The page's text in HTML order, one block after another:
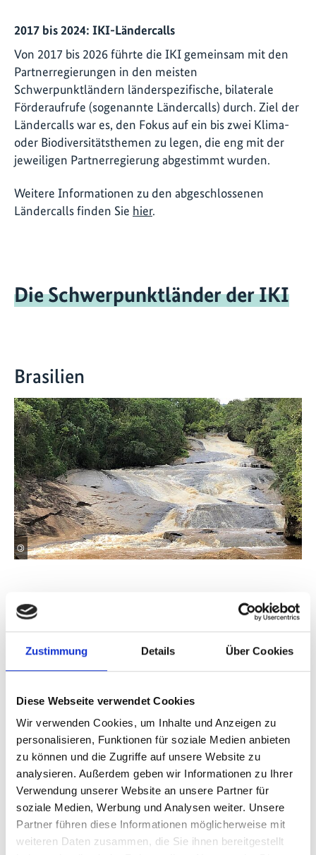
Zustimmung Details Über Cookies
Diese Webseite verwendet Cookies
Wir verwenden Cookies, um Inhalte und Anzeigen zu
personalisieren, Funktionen für soziale Medien anbieten
zu können und die Zugriffe auf unsere Website zu
analysieren. Außerdem geben wir Informationen zu Ihrer
Verwendung unserer Website an unsere Partner für
soziale Medien, Werbung und Analysen weiter. Unsere
Partner führen diese Informationen möglicherweise mit
weiteren Daten zusammen, die Sie ihnen bereitgestellt
2017 bis 2024: IKI-Ländercalls
Von 2017 bis 2026 führte die IKI gemeinsam mit den
Partnerregierungen in den meisten
Schwerpunktländern länderspezifische, bilaterale
Förderaufrufe (sogenannte Ländercalls) durch. Ziel der
Ländercalls war es, den Fokus auf ein bis zwei Klima-
oder Biodiversitätsthemen zu legen, die eng mit der
jeweiligen Partnerregierung abgestimmt wurden.
Weitere Informationen zu den abgeschlossenen
Ländercalls finden Sie hier.
Die Schwerpunktländer der IKI
Brasilien
©
Indien
©